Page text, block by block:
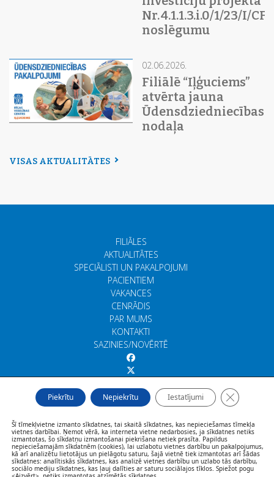
Nr. 4.1.1.3.i.0/1/23/I/
noslēgumu
02.06.2026.
Filiālē “Iļģuciems”
atvērta jauna
Ūdensdziedniecības
nodaļa
VISAS AKTUALITĀTES
FILIĀLES
AKTUALITĀTES
SPECIĀLISTI UN PAKALPOJUMI
PACIENTIEM
VAKANCES
CENRĀDIS
PAR MUMS
KONTAKTI
SAZINIES/NOVĒRTĒ
Šī tīmekļvietne izmanto sīkdatnes, tai skaitā sīkdatnes, kas nepieciešamas tīmekļa
vietnes darbībai. Ņemot vērā, ka interneta vietne nedarbosies, ja sīkdatnes netiks
izmantotas, šo sīkdatņu izmantošanai piekrišana netiek prasīta. Papildus
nepieciešamajām sīkdatnēm (cookies), lai uzlabotu vietnes darbību un pakalpojumus,
kā arī analizētu lietotājus un pielāgotu saturu, šajā vietnē tiek izmantotas arī šādas
sīkdatnes: analītiskās sīkdatnes, kas analizē vietnes darbību un uzlabo tās darbību,
sociālo mediju sīkdatnes, kas ļauj dalīties ar saturu sociālajos tīklos. Spiežot pogu
Piekrītu Nepiekrītu Iestatījumi Close